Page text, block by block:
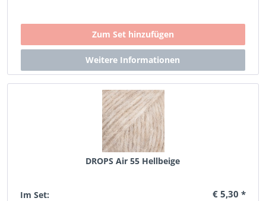
DROPS Air 55 Hellbeige
Im Set: € 5,30 *